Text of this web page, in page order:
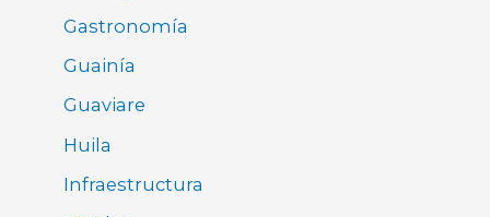
Gastronomía
Guainía
Guaviare
Huila
Infraestructura